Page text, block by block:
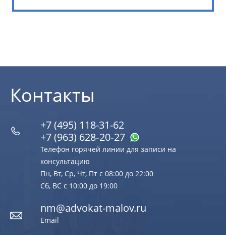
Контакты
+7 (495) 118-31-62
+7 (963) 628‑20‑27
Телефон горячей линии для записи на
консультацию
Пн, Вт, Ср, Чт, Пт с 08:00 до 22:00
Сб, ВС с 10:00 до 19:00
nm@advokat-malov.ru
Email